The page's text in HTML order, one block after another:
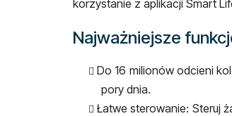
korzystanie z aplikacji Smart
Najważniejsze
Do 16 milionów odcieni
pory dnia.
Łatwe sterowanie: Steruj